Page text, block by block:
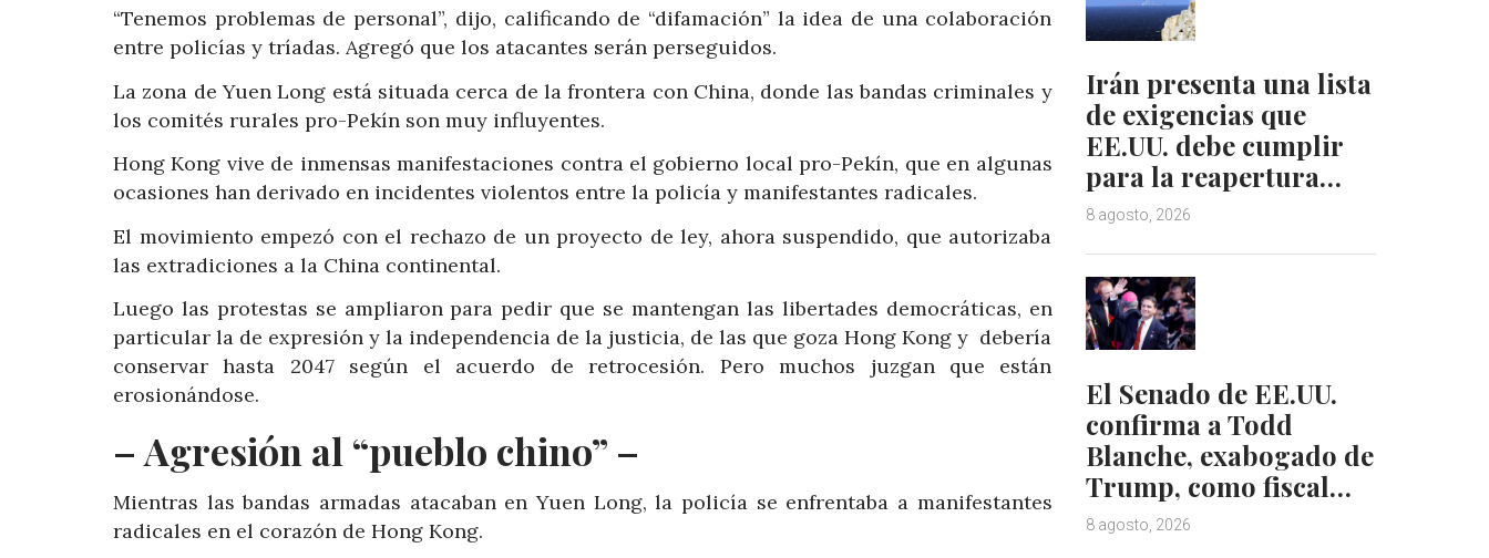
“Tenemos problemas de personal”, dijo, calificando de “difamación” la idea de una colaboración
entre policías y tríadas. Agregó que los atacantes serán perseguidos.
La zona de Yuen Long está situada cerca de la frontera con China, donde las bandas criminales y
los comités rurales pro-Pekín son muy influyentes.
Hong Kong vive de inmensas manifestaciones contra el gobierno local pro-Pekín, que en algunas
ocasiones han derivado en incidentes violentos entre la policía y manifestantes radicales.
El movimiento empezó con el rechazo de un proyecto de ley, ahora suspendido, que autorizaba
las extradiciones a la China continental.
Luego las protestas se ampliaron para pedir que se mantengan las libertades democráticas, en
particular la de expresión y la independencia de la justicia, de las que goza Hong Kong y debería
conservar hasta 2047 según el acuerdo de retrocesión. Pero muchos juzgan que están
erosionándose.
– Agresión al “pueblo chino” –
Mientras las bandas armadas atacaban en Yuen Long, la policía se enfrentaba a manifestantes
radicales en el corazón de Hong Kong.
Irán presenta una lista
de exigencias que
EE.UU. debe cumplir
para la reapertura…
8 agosto, 2026
El Senado de EE.UU.
confirma a Todd
Blanche, exabogado de
Trump, como fiscal…
8 agosto, 2026